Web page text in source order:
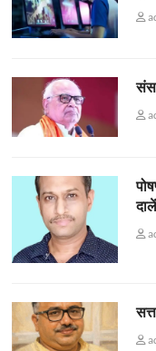
दालें